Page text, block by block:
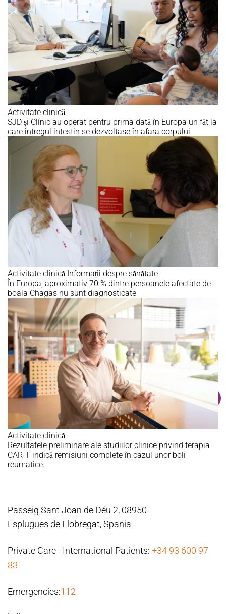
Activitate clinică
SJD și Clínic au operat pentru prima dată în Europa un făt la
care întregul intestin se dezvoltase în afara corpului
Activitate clinică Informații despre sănătate
În Europa, aproximativ 70 % dintre persoanele afectate de
boala Chagas nu sunt diagnosticate
Activitate clinică
Rezultatele preliminare ale studiilor clinice privind terapia
CAR-T indică remisiuni complete în cazul unor boli
reumatice.
Passeig Sant Joan de Déu 2, 08950
Esplugues de Llobregat, Spania
Private Care - International Patients: +34 93 600 97
83
Emergencies:112